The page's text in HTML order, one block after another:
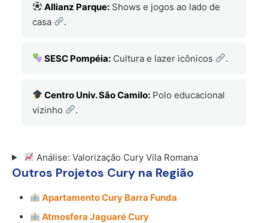
Allianz Parque: Shows e jogos ao lado de
casa
.
SESC Pompéia: Cultura e lazer icônicos .
Centro Univ. São Camilo: Polo educacional
vizinho
.
Análise: Valorização Cury Vila Romana
Outros Projetos Cury na Região
Apartamento Cury Barra Funda
Atmosfera Jaguaré Cury